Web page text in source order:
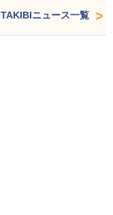
TAKIBIニュース一覧